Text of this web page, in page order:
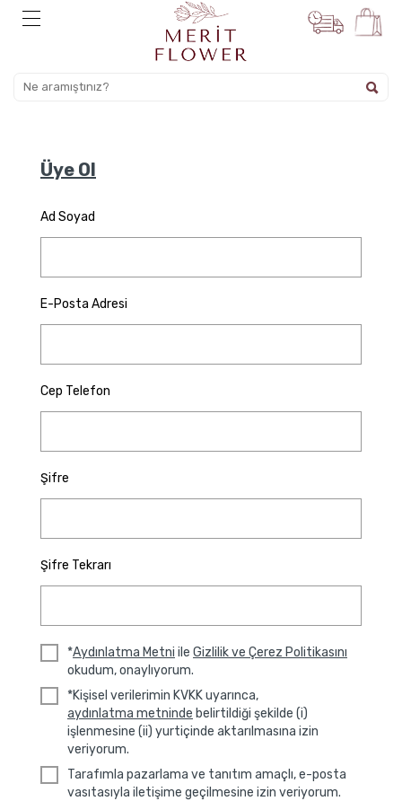
Üye Ol
Ad Soyad
E-Posta Adresi
Cep Telefon
Şifre
Şifre Tekrarı
*Aydınlatma Metni ile Gizlilik ve Çerez Politikasını
okudum, onaylıyorum.
*Kişisel verilerimin KVKK uyarınca,
aydınlatma metninde belirtildiği şekilde (i)
işlenmesine (ii) yurtiçinde aktarılmasına izin
veriyorum.
Tarafımla pazarlama ve tanıtım amaçlı, e-posta
vasıtasıyla iletişime geçilmesine izin veriyorum.